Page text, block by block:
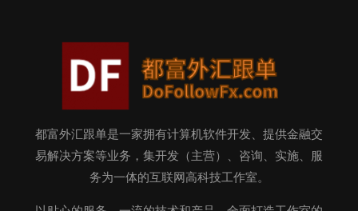
都富外汇跟单是一家拥有计算机软件开发、提供金融交
易解决方案等业务，集开发（主营）、咨询、实施、服
务为一体的互联网高科技工作室。